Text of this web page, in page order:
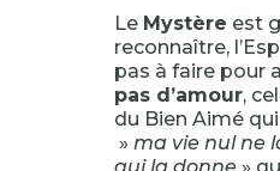
Le Mystère est
reconnaître,
pas à faire pour
pas d’amour,
du Bien Aimé
» ma vie nul ne